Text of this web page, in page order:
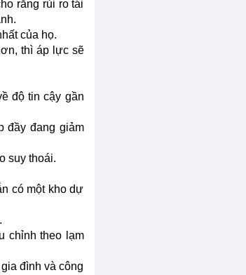
rằng rủi ro tái
của họ.
thì áp lực sẽ
độ tin cậy gần
đầy đang giảm
suy thoái.
có một kho dự
chỉnh theo lạm
đình và công